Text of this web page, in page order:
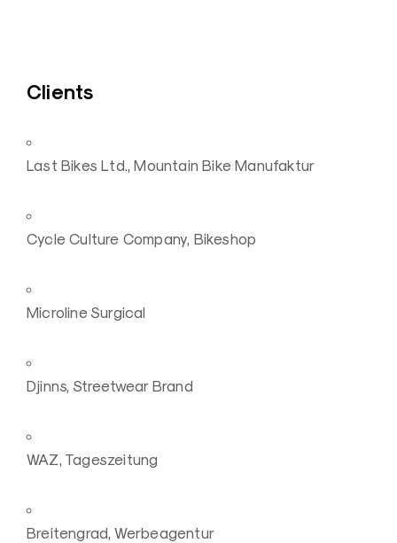
Clients
Last Bikes Ltd., Mountain Bike Manufaktur
Cycle Culture Company, Bikeshop
Microline Surgical
Djinns, Streetwear Brand
WAZ, Tageszeitung
Breitengrad, Werbeagentur